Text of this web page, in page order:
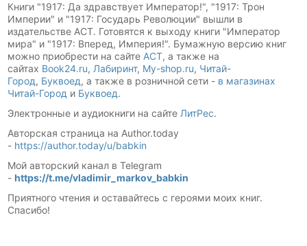
Книги "1917: Да здравствует Император!", "1917: Трон
Империи" и "1917: Государь Революции" вышли в
издательстве АСТ. Готовятся к выходу книги "Император
мира" и "1917: Вперед, Империя!". Бумажную версию книг
можно приобрести на сайте АСТ, а также на
сайтах Book24.ru, Лабиринт, My-shop.ru, Читай-
Город, Буквоед, а также в розничной сети - в магазинах
Читай-Город и Буквоед.
Электронные и аудиокниги на сайте ЛитРес.
Авторская страница на Аuthor.today
- https://author.today/u/babkin
Мой авторский канал в Telegram
- https://t.me/vladimir_markov_babkin
Приятного чтения и оставайтесь с героями моих книг.
Спасибо!